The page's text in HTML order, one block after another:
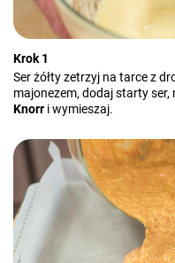
Krok 1
Ser żółty zetrzyj na tarce z
majonezem, dodaj starty ser,
Knorr i wymieszaj.